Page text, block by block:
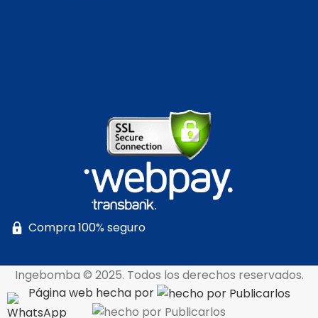
Compra 100% seguro
Ingebomba © 2025. Todos los derechos reservados.
Página web hecha por